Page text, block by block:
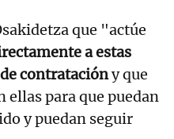
que "actúe
a estas
contratacióny que
ellas para que puedan
y puedan seguir